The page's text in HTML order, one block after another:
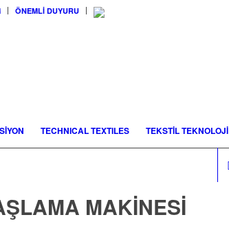
ÖNEMLİ DUYURU
TECHNICAL TEXTILES TEKSTİL TEKNOLOJİ
MAKINESI